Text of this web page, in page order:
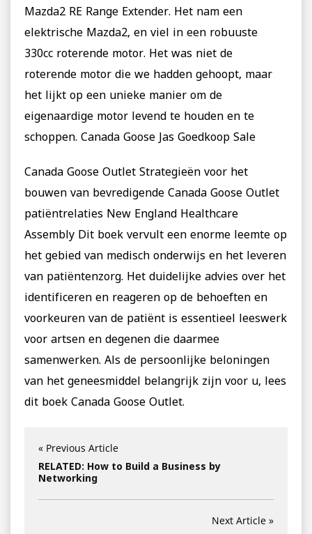
Mazda2 RE Range Extender. Het nam een ​​
elektrische Mazda2, en viel in een robuuste
330cc roterende motor. Het was niet de
roterende motor die we hadden gehoopt, maar
het lijkt op een unieke manier om de
eigenaardige motor levend te houden en te
schoppen. Canada Goose Jas Goedkoop Sale
Canada Goose Outlet Strategieën voor het
bouwen van bevredigende Canada Goose Outlet
patiëntrelaties New England Healthcare
Assembly Dit boek vervult een enorme leemte op
het gebied van medisch onderwijs en het leveren
van patiëntenzorg. Het duidelijke advies over het
identificeren en reageren op de behoeften en
voorkeuren van de patiënt is essentieel leeswerk
voor artsen en degenen die daarmee
samenwerken. Als de persoonlijke beloningen
van het geneesmiddel belangrijk zijn voor u, lees
dit boek Canada Goose Outlet.
« Previous Article
RELATED: How to Build a Business by
Networking
Next Article »